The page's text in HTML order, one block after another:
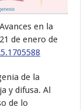
Avances en la
de enero de
de la
y difusa. Al
de lo